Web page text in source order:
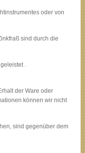
oder von
sind durch die
.
der Ware oder
können wir nicht
sind gegenüber dem